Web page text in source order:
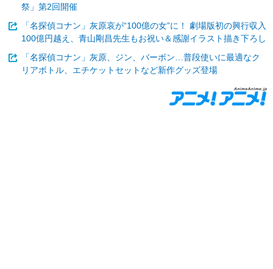
祭」第2回開催
「名探偵コナン」灰原哀が“100億の女”に！ 劇場版初の興行収入
100億円越え、青山剛昌先生もお祝い＆感謝イラスト描き下ろし
「名探偵コナン」灰原、ジン、バーボン…普段使いに最適なク
リアボトル、エチケットセットなど新作グッズ登場